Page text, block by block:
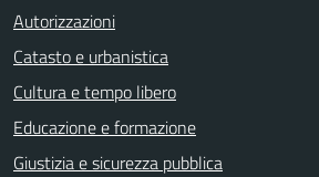
Autorizzazioni
Catasto e urbanistica
Cultura e tempo libero
Educazione e formazione
Giustizia e sicurezza pubblica